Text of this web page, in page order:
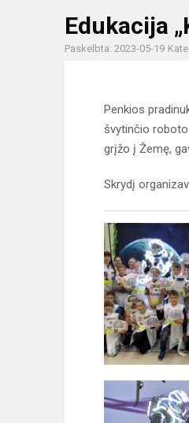
Edukacija
Paskelbta: 2023-05-19
Penkios
švytinčio
grįžo į Žemę,
Skrydį